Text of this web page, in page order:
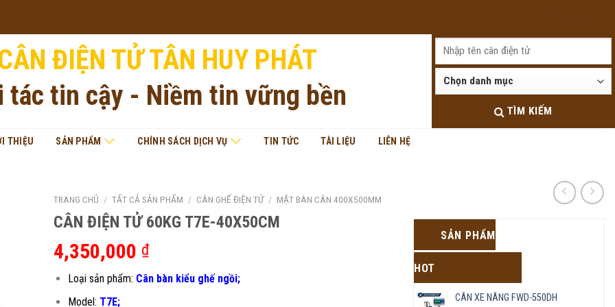
ĐIỆN TỬ TÂN HUY PHÁT
tác tin cậy - Niềm tin vững bền
TÌM KIẾM
THIỆU SẢN PHẨM CHÍNH SÁCH DỊCH VỤ TIN TỨC TÀI LIỆU LIÊN HỆ
TRANG CHỦ / TẤT CẢ SẢN PHẨM / CÂN GHẾ ĐIỆN TỬ / MẶT BÀN CÂN 400X500MM
CÂN ĐIỆN TỬ 60KG T7E-40X50CM
4,350,000 ₫
Loại sản phẩm: Cân bàn kiểu ghế ngồi;
Model: T7E;
SẢN PHẨM
HOT
CÂN XE NÂNG FWD-550DH